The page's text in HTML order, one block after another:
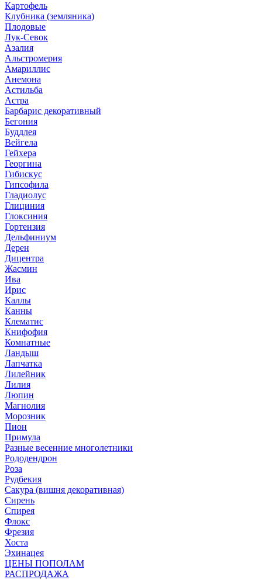
Картофель
Клубника (земляника)
Плодовые
Лук-Севок
Азалия
Альстромерия
Амариллис
Анемона
Астильба
Астра
Барбарис декоративный
Бегония
Буддлея
Вейгела
Гейхера
Георгина
Гибискус
Гипсофила
Гладиолус
Глициния
Глоксиния
Гортензия
Дельфиниум
Дерен
Дицентра
Жасмин
Ива
Ирис
Каллы
Канны
Клематис
Книфофия
Комнатные
Ландыш
Лапчатка
Лилейник
Лилия
Люпин
Магнолия
Морозник
Пион
Примула
Разные весенние многолетники
Рододендрон
Роза
Рудбекия
Сакура (вишня декоративная)
Сирень
Спирея
Флокс
Фрезия
Хоста
Эхинацея
ЦЕНЫ ПОПОЛАМ
РАСПРОДАЖА